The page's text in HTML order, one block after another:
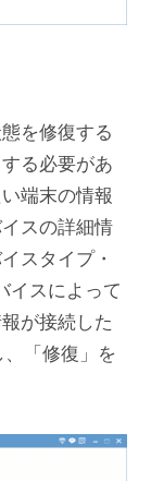
を修復する
る必要があ
端末の情報
スの詳細情
スタイプ・
イスによって
が接続した
「修復」を